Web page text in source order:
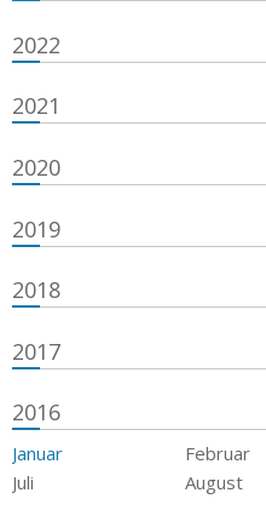
2022
2021
2020
2019
2018
2017
2016
Januar Februar
Juli
August